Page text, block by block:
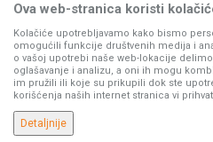
Nastojimo da budemo što
slika i samih cena, ali ne
informacije
Svi artikli prikazani na sajtu
podrazumeva da su
©2026www.villagerstore.com
Ova web-stranica koristi
Kolačiće upotrebljavamo kako bismo
omogućili funkcije društvenih medija i
o vašoj upotrebi naše web-lokacije
oglašavanje i analizu, a oni ih mogu
im pružili ili koje su prikupili dok ste
korišćenja naših internet stranica vi
Detaljnije